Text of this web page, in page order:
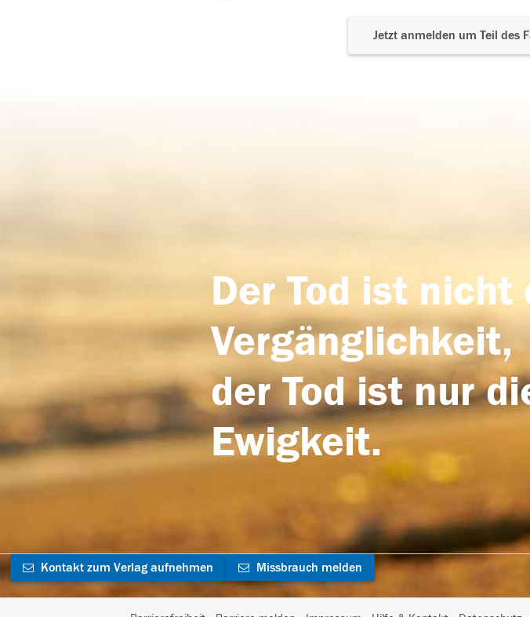
Jetzt anmelden um Teil des
Der Tod ist
Vergänglichkeit,
der Tod ist nur
Ewigkeit.
Kontakt zum Verlag aufnehmen Missbrauch melden